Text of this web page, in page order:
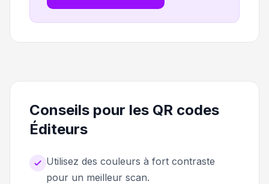
Conseils pour les QR codes
Éditeurs
Utilisez des couleurs à fort contraste
pour un meilleur scan.